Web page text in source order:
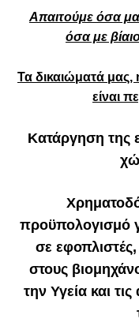
Απαιτούμε όσα
όσα με
Τα δικαιώματά μας,
είναι
Κατάργηση της
προϋπολογισμό
σε
στους
την Υγεία και